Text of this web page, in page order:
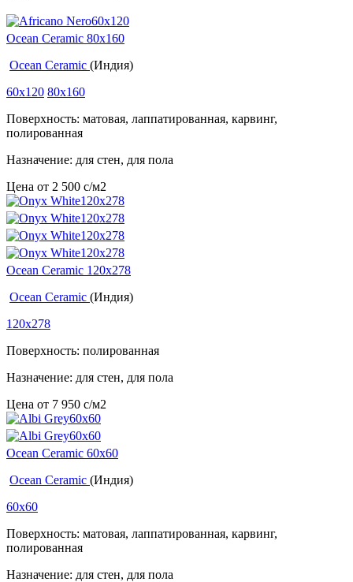
Ocean Ceramic 80x160
Ocean Ceramic (Индия)
60x120 80x160
Поверхность: матовая, лаппатированная, карвинг,
полированная
Назначение: для стен, для пола
Цена от 2 500 c/м2
Ocean Ceramic 120х278
Ocean Ceramic (Индия)
120x278
Поверхность: полированная
Назначение: для стен, для пола
Цена от 7 950 c/м2
Ocean Ceramic 60x60
Ocean Ceramic (Индия)
60x60
Поверхность: матовая, лаппатированная, карвинг,
полированная
Назначение: для стен, для пола